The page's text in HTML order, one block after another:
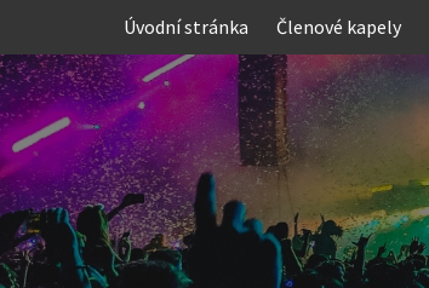
content
Úvodní stránka Členové kapely